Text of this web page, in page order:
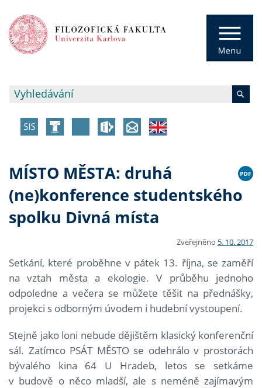
MÍSTO MĚSTA: druhá
(ne)konference studentského
spolku Divná místa
Zveřejněno 5. 10. 2017
Setkání, které proběhne v pátek 13. října, se zaměří
na vztah města a ekologie. V průběhu jednoho
odpoledne a večera se můžete těšit na přednášky,
projekci s odborným úvodem i hudební vystoupení.
Stejně jako loni nebude dějištěm klasický konferenční
sál. Zatímco PSÁT MĚSTO se odehrálo v prostorách
bývalého kina 64 U Hradeb, letos se setkáme
v budově o něco mladší, ale s neméně zajímavým